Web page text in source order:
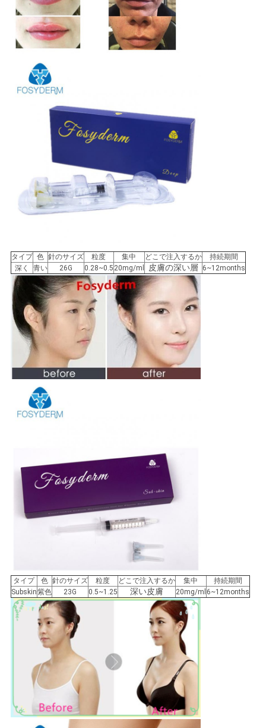
タイプ 色 針のサイズ 粒度 集中 どこで注入するか
持続期間
深く
青い 26G 0.28~0.5 20mg/ml 皮膚の深い層 6~12months
タイプ 色 針のサイズ 粒度 どこで注入するか 集中
持続期間
Subskin紫色 23G 0.5~1.25 深い皮膚 20mg/ml 6~12months